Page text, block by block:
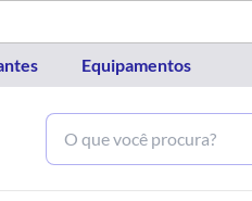
Equipamentos